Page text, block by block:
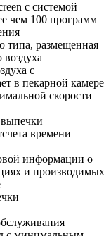
с системой
чем 100 программ
типа, размещенная
воздуха
с
в пекарной камере
скорости
времени
информации о
и производимых